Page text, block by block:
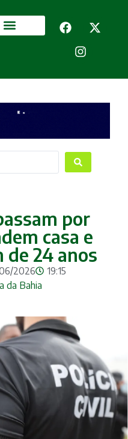
por
casa e
24 anos
2026
19:15
da Bahia